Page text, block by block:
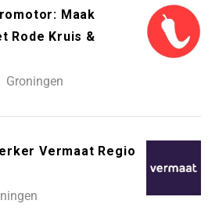
Maak
Rode Kruis &
Groningen
Vermaat Regio